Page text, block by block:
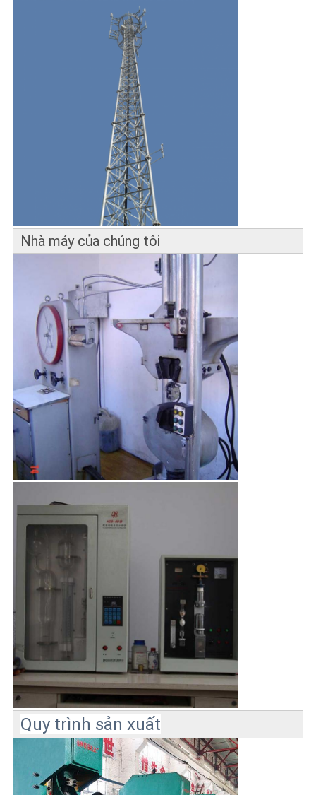
Nhà máy của chúng tôi
Quy trình sản xuất